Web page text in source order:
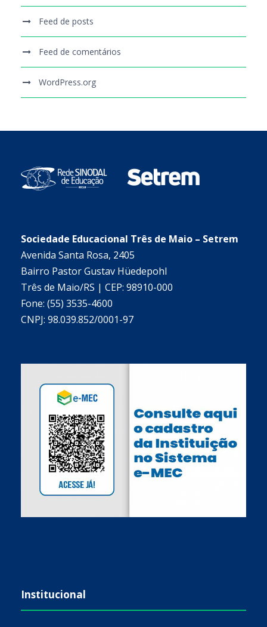
Feed de posts
Feed de comentários
WordPress.org
Sociedade Educacional Três de Maio – Setrem
Avenida Santa Rosa, 2405
Bairro Pastor Gustav Hüedepohl
Três de Maio/RS | CEP: 98910-000
Fone: (55) 3535-4600
CNPJ: 98.039.852/0001-97
Institucional